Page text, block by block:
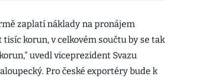
zaplatí náklady na pronájem
korun, v celkovém součtu by se tak
uvedl viceprezident Svazu
Pro české exportéry bude k